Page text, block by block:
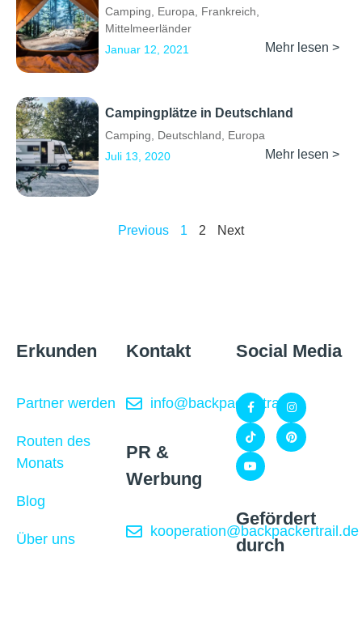
Camping, Europa, Frankreich,
Mittelmeerländer
Januar 12, 2021
Mehr lesen >
Campingplätze in Deutschland
Camping, Deutschland, Europa
Juli 13, 2020
Mehr lesen >
Previous 1 2 Next
Erkunden
Partner werden
Routen des
Monats
Blog
Über uns
Kontakt
info@backpackertrail.de
PR &
Werbung
kooperation@backpackertrail.de
Social Media
Gefördert
durch